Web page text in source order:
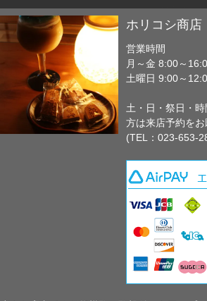
ホリコシ商店
営業時間
月～金 8:00～
土曜日 9:00～
土・日・祭日・
方は来店予約をお
(TEL：023-653-